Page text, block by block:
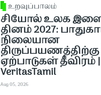
உறவுப்பாலம்
சியோல் உலக
தினம் 2027:
நிலையான
திருப்பயணத்திற்கு
ஏற்பாடுகள் தீவிரம் |
VeritasTamil
Aug 05, 2026